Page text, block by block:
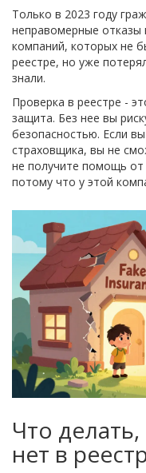
Только в 2023 году
неправомерные отказы
компаний, которых не
реестре, но уже
знали.
Проверка в реестре -
защита. Без нее вы
безопасностью. Если
страховщика, вы не
не получите помощь от
потому что у этой
Что
нет в